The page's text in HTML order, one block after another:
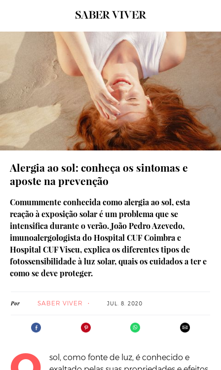
© Getty Images
Alergia ao sol: conheça os sintomas e
aposte na prevenção
Comummente conhecida como alergia ao sol, esta
reação à exposição solar é um problema que se
intensifica durante o verão. João Pedro Azevedo,
imunoalergologista do Hospital CUF Coimbra e
Hospital CUF Viseu, explica os diferentes tipos de
fotossensibilidade à luz solar, quais os cuidados a ter e
como se deve proteger.
Por SABER VIVER JUL. 8. 2020
sol, como fonte de luz, é conhecido e